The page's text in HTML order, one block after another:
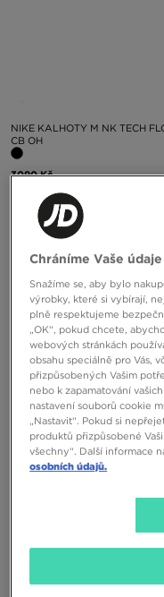
NIKE KALHOTY M NK TECH
CB OH
3090 Kč
NIKE MIKINA ROZEPÍNACÍ
FIT SEAMLESS MIDLAYER
1690 Kč
Chráníme Vaše údaje
Snažíme se, aby bylo
výrobky, které si vybírají,
plně respektujeme
„OK“, pokud chcete,
webových stránkách
obsahu speciálně pro Vás,
přizpůsobených Vašim
nebo k zapamatování
nastavení souborů cookie
„Nastavit“. Pokud si
produktů přizpůsobené
všechny“. Další informace
osobních údajů.